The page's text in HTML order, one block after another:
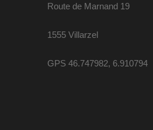
Route de Marnand 19
1555 Villarzel
GPS 46.747982, 6.910794